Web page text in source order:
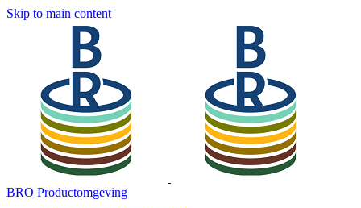
Skip to main content
BRO Productomgeving